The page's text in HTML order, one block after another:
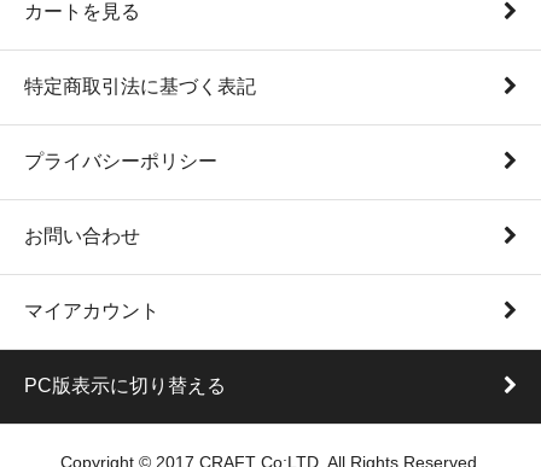
カートを見る
特定商取引法に基づく表記
プライバシーポリシー
お問い合わせ
マイアカウント
PC版表示に切り替える
Copyright © 2017 CRAFT Co;LTD. All Rights Reserved.